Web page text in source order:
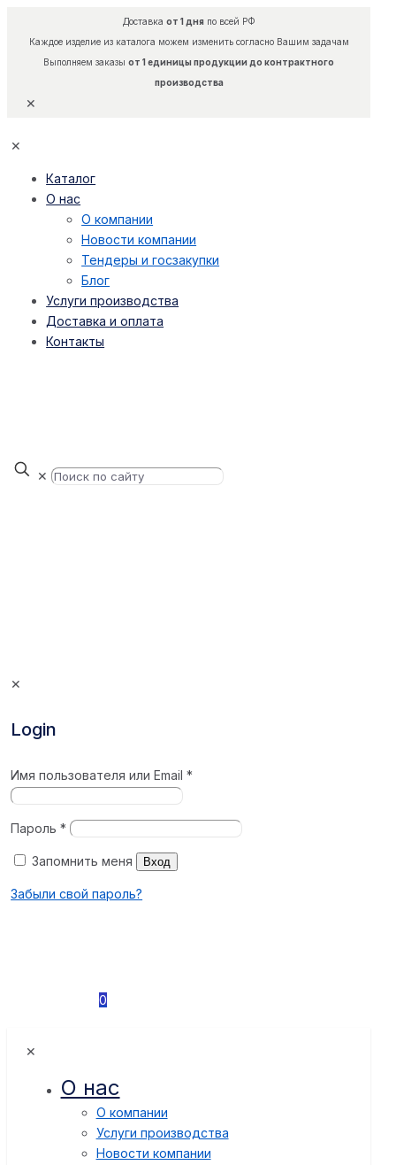
Доставка от 1 дняпо всей РФ
Каждое изделие из каталога можем изменить согласно Вашим задачам
Выполняем заказы от 1 единицы продукции до контрактного
производства
✕
✕
Каталог
О нас
О компании
Новости компании
Тендеры и госзакупки
Блог
Услуги производства
Доставка и оплата
Контакты
✕
✕
Login
Имя пользователя или Email*
Пароль*
Запомнить меня Вход
Забыли свой пароль?
0
✕
О нас
О компании
Услуги производства
Новости компании